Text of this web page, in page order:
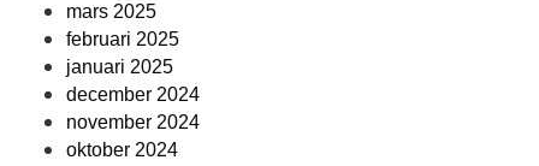
mars 2025
februari 2025
januari 2025
december 2024
november 2024
oktober 2024